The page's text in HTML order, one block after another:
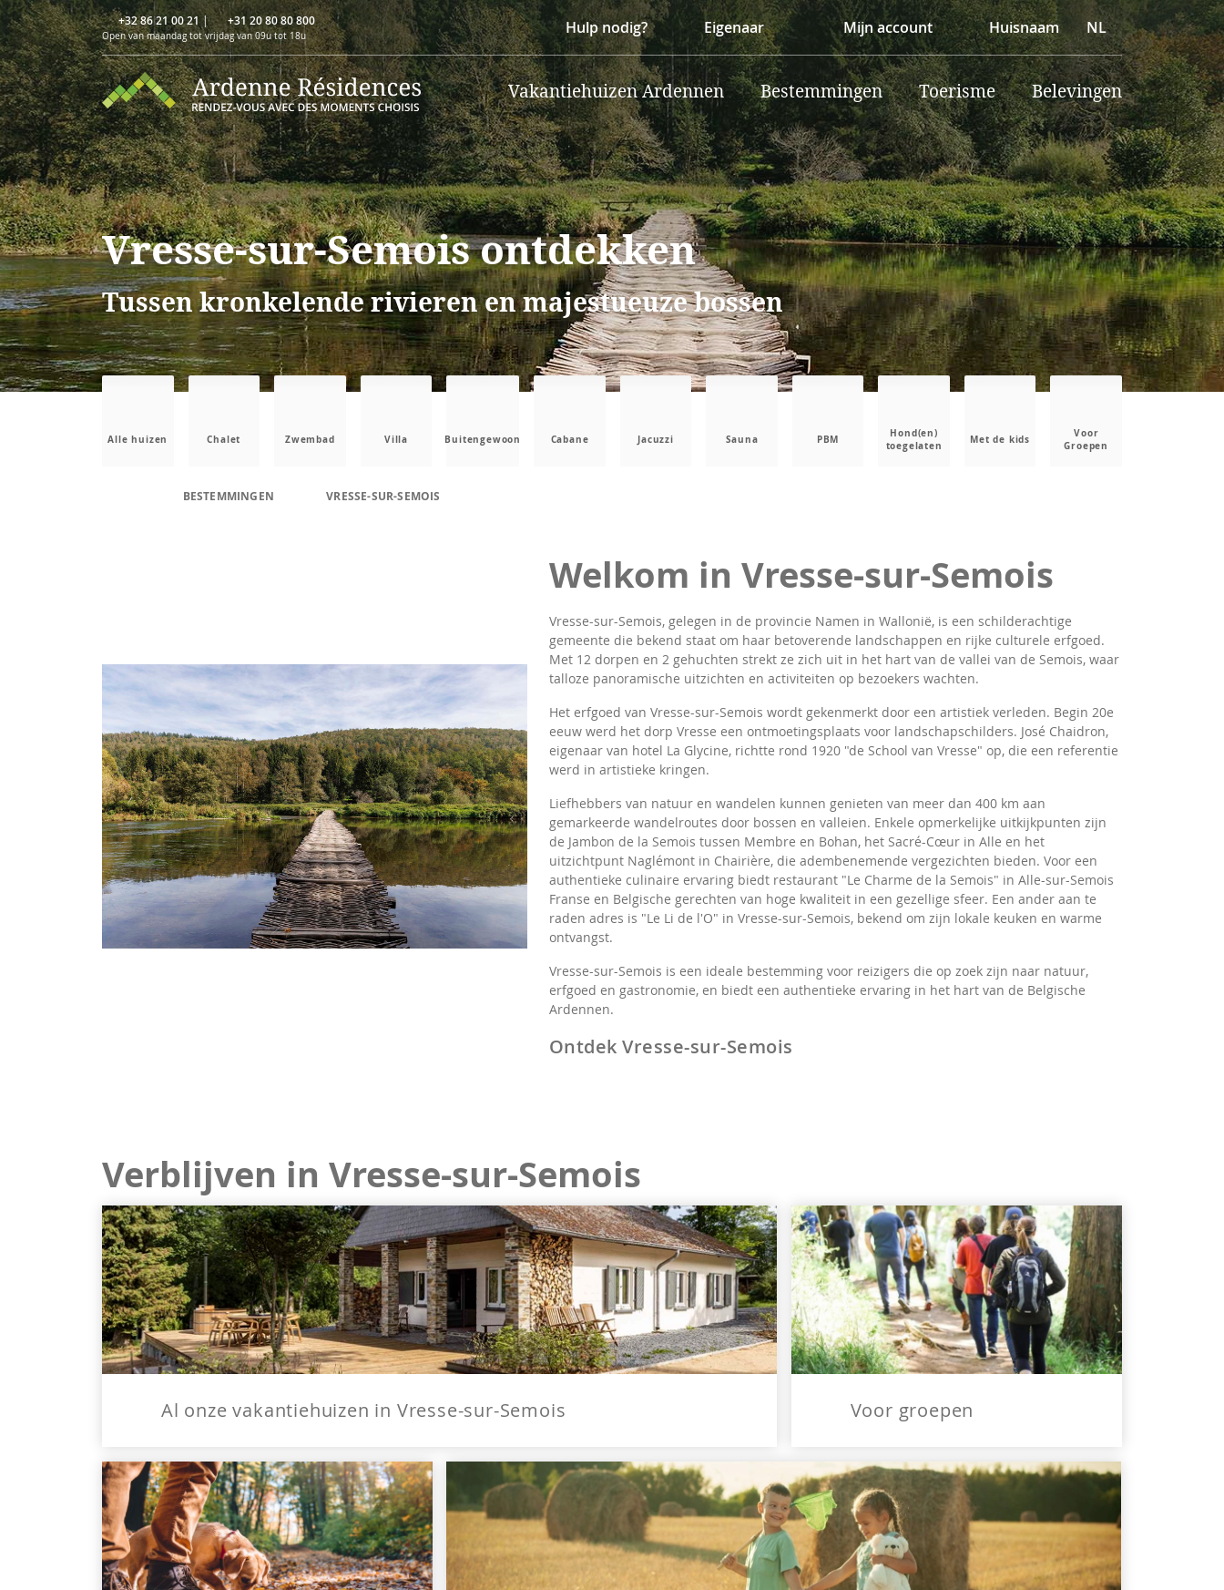
+32 86 21 00 21 | +31 20 80 80 800
Open van maandag tot vrijdag van 09u tot 18u Hulp nodig? Eigenaar Mijn account Huisnaam NL
Vakantiehuizen Ardennen Bestemmingen Toerisme Belevingen
Vresse-sur-Semois ontdekken
Tussen kronkelende rivieren en majestueuze bossen
Alle huizen Chalet Zwembad Villa Buitengewoon Cabane Jacuzzi Sauna PBM
Hond(en)
toegelaten
Met de kids
Voor
Groepen
BESTEMMINGEN VRESSE-SUR-SEMOIS
Welkom in Vresse-sur-Semois
Vresse-sur-Semois, gelegen in de provincie Namen in Wallonië, is een schilderachtige
gemeente die bekend staat om haar betoverende landschappen en rijke culturele erfgoed.
Met 12 dorpen en 2 gehuchten strekt ze zich uit in het hart van de vallei van de Semois, waar
talloze panoramische uitzichten en activiteiten op bezoekers wachten.
Het erfgoed van Vresse-sur-Semois wordt gekenmerkt door een artistiek verleden. Begin 20e
eeuw werd het dorp Vresse een ontmoetingsplaats voor landschapschilders. José Chaidron,
eigenaar van hotel La Glycine, richtte rond 1920 "de School van Vresse" op, die een referentie
werd in artistieke kringen.
Liefhebbers van natuur en wandelen kunnen genieten van meer dan 400 km aan
gemarkeerde wandelroutes door bossen en valleien. Enkele opmerkelijke uitkijkpunten zijn
de Jambon de la Semois tussen Membre en Bohan, het Sacré-Cœur in Alle en het
uitzichtpunt Naglémont in Chairière, die adembenemende vergezichten bieden. Voor een
authentieke culinaire ervaring biedt restaurant "Le Charme de la Semois" in Alle-sur-Semois
Franse en Belgische gerechten van hoge kwaliteit in een gezellige sfeer. Een ander aan te
raden adres is "Le Li de l'O" in Vresse-sur-Semois, bekend om zijn lokale keuken en warme
ontvangst.
Vresse-sur-Semois is een ideale bestemming voor reizigers die op zoek zijn naar natuur,
erfgoed en gastronomie, en biedt een authentieke ervaring in het hart van de Belgische
Ardennen.
Ontdek Vresse-sur-Semois
Verblijven in Vresse-sur-Semois
Al onze vakantiehuizen in Vresse-sur-Semois Voor groepen